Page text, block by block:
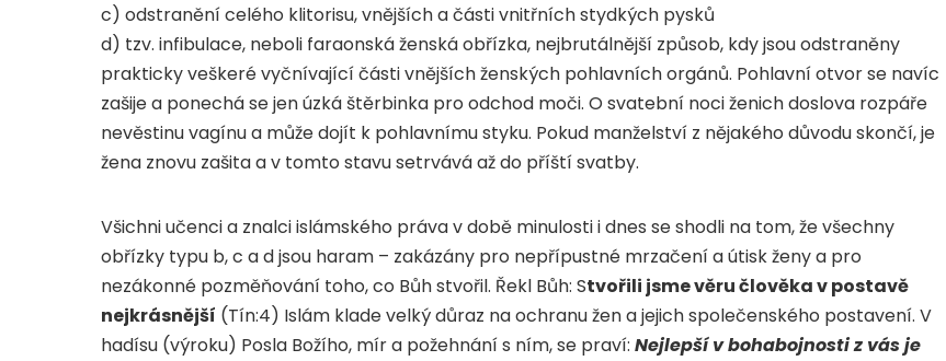
c) odstranění celého klitorisu, vnějších a části vnitřních stydkých pysků
d) tzv. infibulace, neboli faraonská ženská obřízka, nejbrutálnější způsob, kdy jsou odstraněny
prakticky veškeré vyčnívající části vnějších ženských pohlavních orgánů. Pohlavní otvor se navíc
zašije a ponechá se jen úzká štěrbinka pro odchod moči. O svatební noci ženich doslova rozpáře
nevěstinu vagínu a může dojít k pohlavnímu styku. Pokud manželství z nějakého důvodu skončí, je
žena znovu zašita a v tomto stavu setrvává až do příští svatby.
Všichni učenci a znalci islámského práva v době minulosti i dnes se shodli na tom, že všechny
obřízky typu b, c a d jsou haram – zakázány pro nepřípustné mrzačení a útisk ženy a pro
nezákonné pozměňování toho, co Bůh stvořil. Řekl Bůh: Stvořili jsme věru člověka v postavě
nejkrásnější (Tín:4) Islám klade velký důraz na ochranu žen a jejich společenského postavení. V
hadísu (výroku) Posla Božího, mír a požehnání s ním, se praví: Nejlepší v bohabojnosti z vás je